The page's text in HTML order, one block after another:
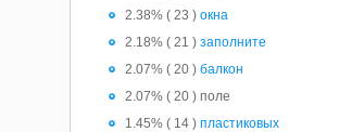
2.38% ( 23 ) окна
2.18% ( 21 ) заполните
2.07% ( 20 ) балкон
2.07% ( 20 ) поле
1.45% ( 14 ) пластиковых